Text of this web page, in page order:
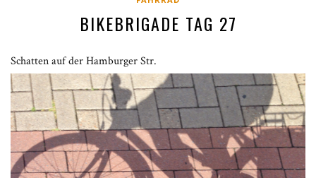
BIKEBRIGADE TAG 27
Schatten auf der Hamburger Str.